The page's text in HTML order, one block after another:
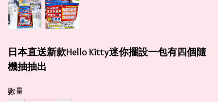
日本直送新款Hello Kitty迷你擺設一包有四個隨
機抽抽出
數量